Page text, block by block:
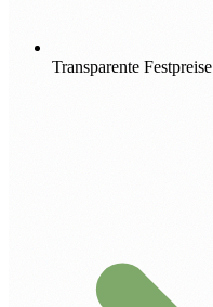
Transparente Festpreise